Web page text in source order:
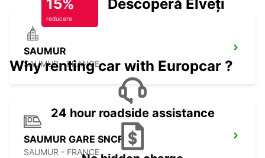
SAUMUR
SAUMUR - FRANCE
SAUMUR GARE SNCF
SAUMUR - FRANCE
15%
reducere
Descoperă Elveția
Why renting car with Europcar ?
24 hour roadside assistance